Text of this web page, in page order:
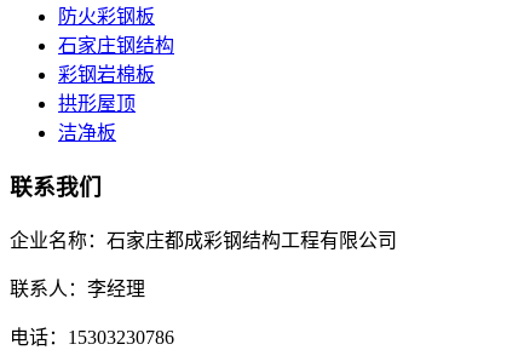
防火彩钢板
石家庄钢结构
彩钢岩棉板
拱形屋顶
洁净板
联系我们
企业名称：石家庄都成彩钢结构工程有限公司
联系人：李经理
电话：15303230786